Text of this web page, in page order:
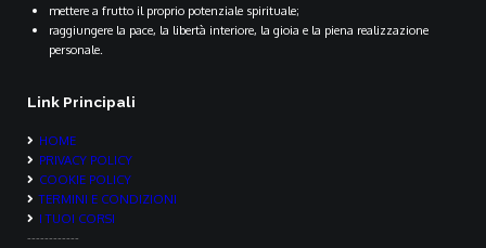
mettere a frutto il proprio potenziale spirituale;
raggiungere la pace, la libertà interiore, la gioia e la piena realizzazione
personale.
Link Principali
HOME
PRIVACY POLICY
COOKIE POLICY
TERMINI E CONDIZIONI
I TUOI CORSI
------------